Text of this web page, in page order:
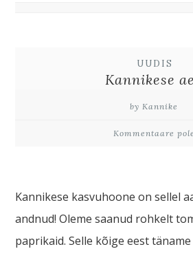
UUDIS
Kannikese
by Kannike
Kommentaare pole
Kannikese kasvuhoone on sellel
andnud! Oleme saanud rohkelt
paprikaid. Selle kõige eest